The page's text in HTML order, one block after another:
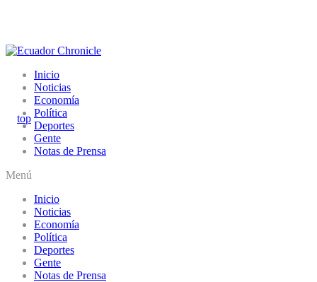
Inicio
Noticias
Economía
Política
Deportes
Gente
Notas de Prensa
Menú
Inicio
Noticias
Economía
Política
Deportes
Gente
Notas de Prensa